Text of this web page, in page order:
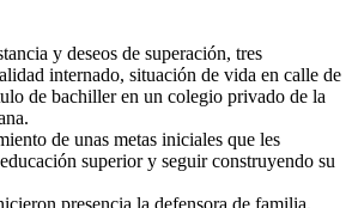
y deseos de superación, tres
internado, situación de vida en calle de
de bachiller en un colegio privado de la
de unas metas iniciales que les
superior y seguir construyendo su
presencia la defensora de familia,